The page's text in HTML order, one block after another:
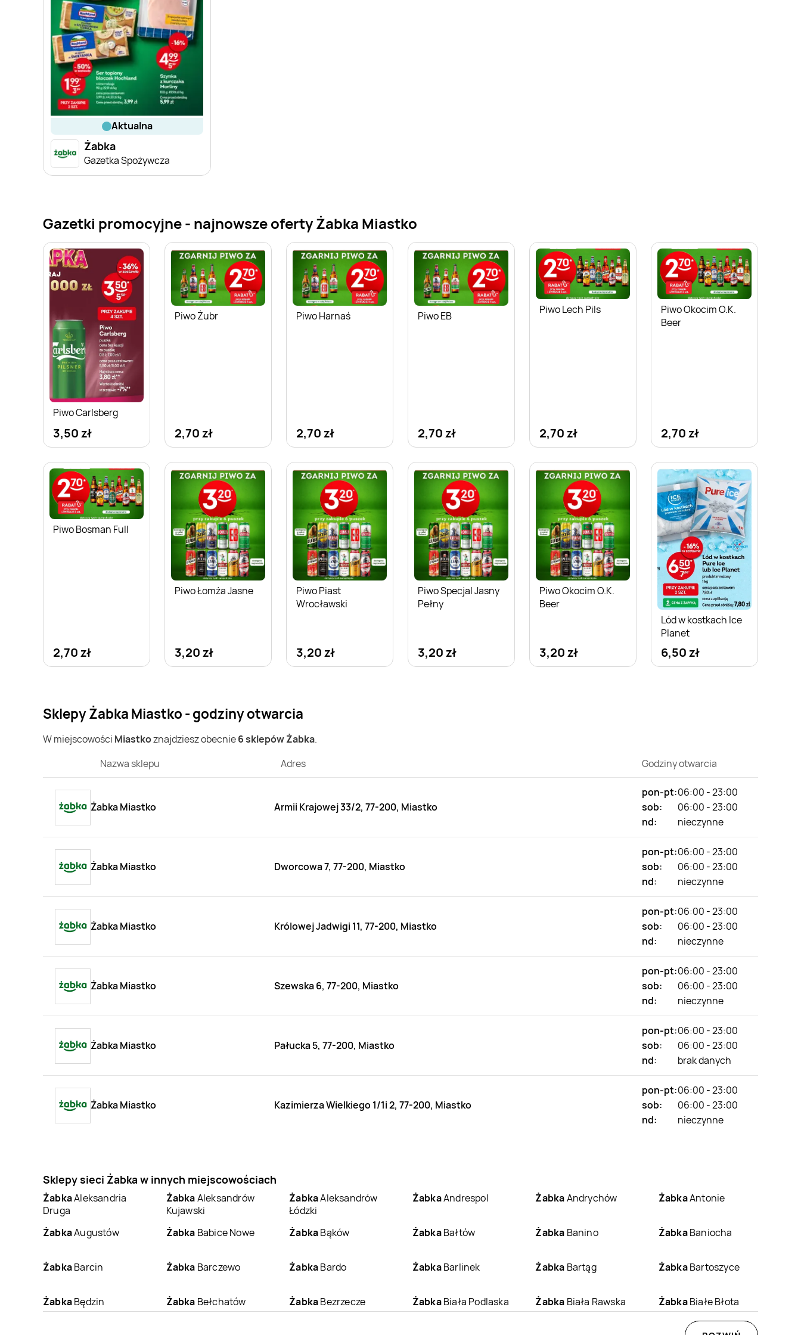
aktualna
Żabka
Gazetka Spożywcza
Gazetki promocyjne - najnowsze oferty Żabka Miastko
Piwo Carlsberg
3,50 zł
Piwo Żubr
2,70 zł
Piwo Harnaś
2,70 zł
Piwo EB
2,70 zł
Piwo Lech Pils
2,70 zł
Piwo Okocim O.K.
Beer
2,70 zł
Piwo Bosman Full
2,70 zł
Piwo Łomża Jasne
3,20 zł
Piwo Piast
Wrocławski
3,20 zł
Piwo Specjal Jasny
Pełny
3,20 zł
Piwo Okocim O.K.
Beer
3,20 zł
Lód w kostkach Ice
Planet
6,50 zł
Sklepy Żabka Miastko - godziny otwarcia
W miejscowości Miastkoznajdziesz obecnie6 sklepów Żabka.
Nazwa sklepu
Adres Godziny otwarcia
Żabka Miastko Armii Krajowej 33/2, 77-200, Miastko
pon-pt:06:00 - 23:00
sob:
06:00 - 23:00
nd:
nieczynne
Żabka Miastko Dworcowa 7, 77-200, Miastko
pon-pt:06:00 - 23:00
sob:
06:00 - 23:00
nd:
nieczynne
Żabka Miastko Królowej Jadwigi 11, 77-200, Miastko
pon-pt:06:00 - 23:00
sob:
06:00 - 23:00
nd:
nieczynne
Żabka Miastko Szewska 6, 77-200, Miastko
pon-pt:06:00 - 23:00
sob:
06:00 - 23:00
nd:
nieczynne
Żabka Miastko Pałucka 5, 77-200, Miastko
pon-pt:06:00 - 23:00
sob:
06:00 - 23:00
nd:
brak danych
Żabka Miastko Kazimierza Wielkiego 1/1i 2, 77-200, Miastko
pon-pt:06:00 - 23:00
sob:
06:00 - 23:00
nd:
nieczynne
Sklepy sieci Żabka w innych miejscowościach
ŻabkaAleksandria
Druga
ŻabkaAleksandrów
Kujawski
ŻabkaAleksandrów
Łódzki
ŻabkaAndrespol ŻabkaAndrychów ŻabkaAntonie
ŻabkaAugustów Żabka Babice Nowe ŻabkaBąków ŻabkaBałtów Żabka Banino ŻabkaBaniocha
ŻabkaBarcin Żabka Barczewo ŻabkaBardo ŻabkaBarlinek Żabka Bartąg ŻabkaBartoszyce
ŻabkaBędzin Żabka Bełchatów ŻabkaBezrzecze ŻabkaBiała Podlaska Żabka Biała Rawska ŻabkaBiałe Błota